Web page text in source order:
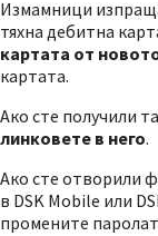
Измамници
тяхна дебитна
картата от
картата.
Ако сте получили
линковете в него.
Ако сте отворили
в DSK Mobile или
промените